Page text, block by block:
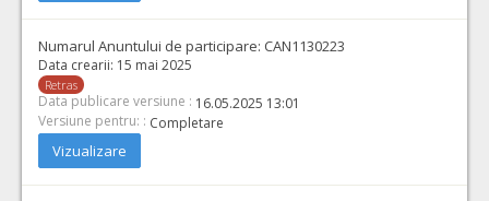
Numarul Anuntului de participare: CAN1130223
Data crearii: 15 mai 2025
Retras
Data publicare versiune : 16.05.2025 13:01
Versiune pentru: : Completare
Vizualizare